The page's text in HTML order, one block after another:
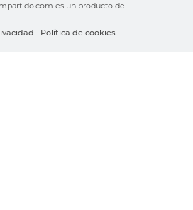
es un producto de
· Política de cookies